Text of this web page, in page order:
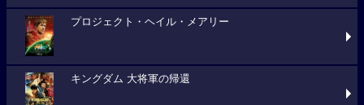
プロジェクト・ヘイル・メアリー
キングダム 大将軍の帰還